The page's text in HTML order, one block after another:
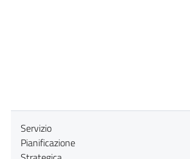
Servizio
Pianificazione